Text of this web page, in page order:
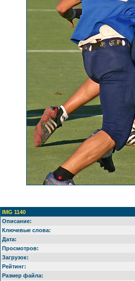
IMG 1140
Описание:
Ключевые слова:
Дата:
Просмотров:
Загрузок:
Рейтинг:
Размер файла: